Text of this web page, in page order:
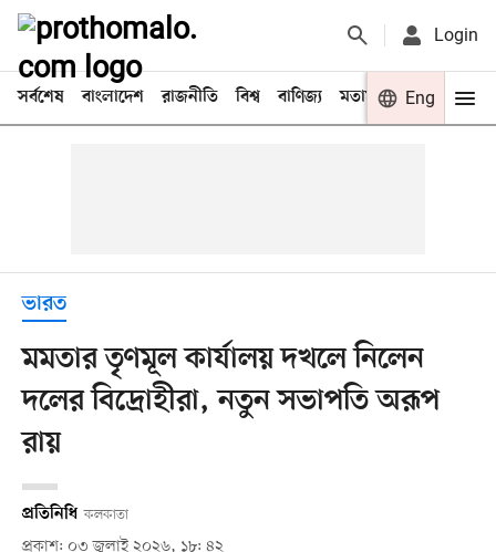
Login
সর্বশেষ বাংলাদেশ রাজনীতি বিশ্ব বাণিজ্য মতামত খেলা
Eng
ভারত
মমতার তৃণমূল কার্যালয় দখলে নিলেন
দলের বিদ্রোহীরা, নতুন সভাপতি অরূপ
রায়
প্রতিনিধি কলকাতা
প্রকাশ: ০৩ জুলাই ২০২৬, ১৮: ৪২